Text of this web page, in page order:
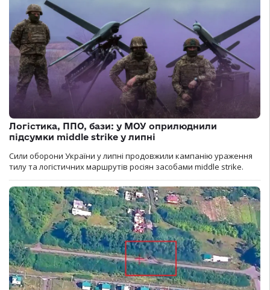
Логістика, ППО, бази: у МОУ оприлюднили
підсумки middle strike у липні
Сили оборони України у липні продовжили кампанію ураження
тилу та логістичних маршрутів росіян засобами middle strike.